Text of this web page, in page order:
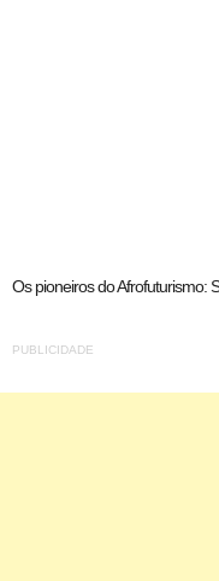
Os pioneiros do Afrofuturismo:
PUBLICIDADE